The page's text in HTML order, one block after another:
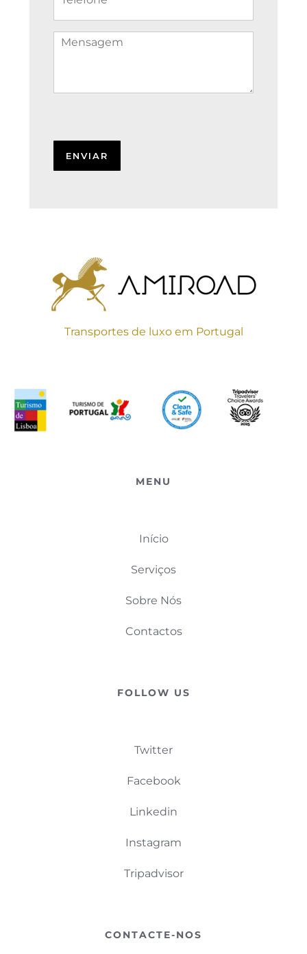
Transportes de luxo em Portugal
MENU
Início
Serviços
Sobre Nós
Contactos
FOLLOW US
Twitter
Facebook
Linkedin
Instagram
Tripadvisor
CONTACTE-NOS